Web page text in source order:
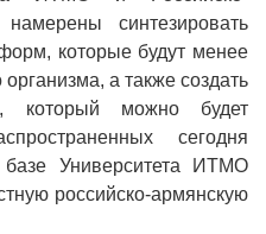
синтезировать
которые будут менее
а также создать
который можно будет
сегодня
Университета ИТМО
российско-армянскую